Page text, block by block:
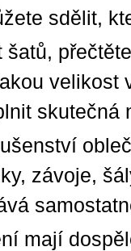
sdělit,
velikost
závoje,
mají